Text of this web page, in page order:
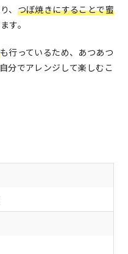
、 つぼ焼きにすることで蜜
す。
も行っているため、あつあつ
分でアレンジして楽しむこ